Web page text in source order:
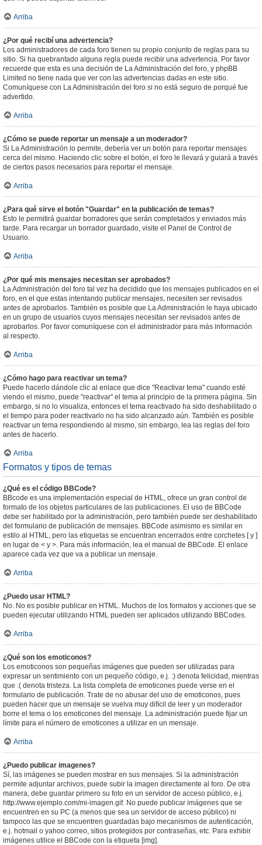
Arriba
¿Por qué recibí una advertencia?
Los administradores de cada foro tienen su propio conjunto de reglas para su
sitio. Si ha quebrantado alguna regla puede recibir una advertencia. Por favor
recuerde que esta es una decisión de La Administración del foro, y phpBB
Limited no tiene nada que ver con las advertencias dadas en este sitio.
Comuníquese con La Administración del foro si no está seguro de porqué fue
advertido.
Arriba
¿Cómo se puede reportar un mensaje a un moderador?
Si La Administración lo permite, debería ver un botón para reportar mensajes
cerca del mismo. Haciendo clic sobre el botón, el foro le llevará y guiará a través
de ciertos pasos necesarios para reportar el mensaje.
Arriba
¿Para qué sirve el botón "Guardar" en la publicación de temas?
Esto le permitirá guardar borradores que serán completados y enviados más
tarde. Para recargar un borrador guardado, visite el Panel de Control de
Usuario.
Arriba
¿Por qué mis mensajes necesitan ser aprobados?
La Administración del foro tal vez ha decidido que los mensajes publicados en el
foro, en el que estas intentando publicar mensajes, necesiten ser revisados
antes de aprobarlos. También es posible que La Administración le haya ubicado
en un grupo de usuarios cuyos mensajes necesitan ser revisados antes de
aprobarlos. Por favor comuníquese con el administrador para más información
al respecto.
Arriba
¿Cómo hago para reactivar un tema?
Puede hacerlo dándole clic al enlace que dice "Reactivar tema" cuando esté
viendo el mismo, puede "reactivar" el tema al principio de la primera página. Sin
embargo, si no lo visualiza, entonces el tema reactivado ha sido deshabilitado o
el tiempo para poder reactivarlo no ha sido alcanzado aún. También es posible
reactivar un tema respondiendo al mismo, sin embargo, lea las reglas del foro
antes de hacerlo.
Arriba
Formatos y tipos de temas
¿Qué es el código BBCode?
BBcode es una implementación especial de HTML, ofrece un gran control de
formato de los objetos particulares de las publicaciones. El uso de BBCode
debe ser habilitado por la administración, pero también puede ser deshabilitado
del formulario de publicación de mensajes. BBCode asimismo es similar en
estilo al HTML, pero las etiquetas se encuentran encerrados entre corchetes [ y ]
en lugar de < y >. Para más información, lea el manual de BBCode. El enlace
aparece cada vez que va a publicar un mensaje.
Arriba
¿Puedo usar HTML?
No. No es posible publicar en HTML. Muchos de los formatos y acciones que se
pueden ejecutar utilizando HTML pueden ser aplicados utilizando BBCodes.
Arriba
¿Qué son los emoticonos?
Los emoticonos son pequeñas imágenes que pueden ser utilizadas para
expresar un sentimiento con un pequeño código, e.j. :) denota felicidad, mientras
que :( denota tristeza. La lista completa de emoticones puede verse en el
formulario de publicación. Trate de no abusar del uso de emoticonos, pues
pueden hacer que un mensaje se vuelva muy difícil de leer y un moderador
borre el tema o los emoticones del mensaje. La administración puede fijar un
límite para el número de emoticones a utilizar en un mensaje.
Arriba
¿Puedo publicar imagenes?
Sí, las imágenes se pueden mostrar en sus mensajes. Si la administración
permite adjuntar archivos, puede subir la imagen directamente al foro. De otra
manera, debe guardar primero su foto en un servidor de acceso público, e.j.
http://www.ejemplo.com/mi-imagen.gif. No puede publicar imágenes que se
encuentren en su PC (a menos que sea un servidor de acceso público) ni
tampoco las que se encuentren guardadas bajo mecanismos de autenticación,
e.j. hotmail o yahoo correo, sitios protegidos por contraseñas, etc. Para exhibir
imágenes utilice el BBCode con la etiqueta [img].